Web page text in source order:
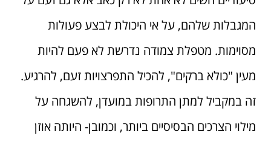
המגבלות שלהם, על אי היכולת לבצע פעולות
מסוימות. מטפלת צמודה נדרשת לא פעם להיות
מעין "כולא ברקים", להכיל התפרצויות זעם, להרגיע.
זה במקביל למתן התרופות במועדן, להשגחה על
מילוי הצרכים הבסיסיים ביותר, וכמובן- היותה אוזן